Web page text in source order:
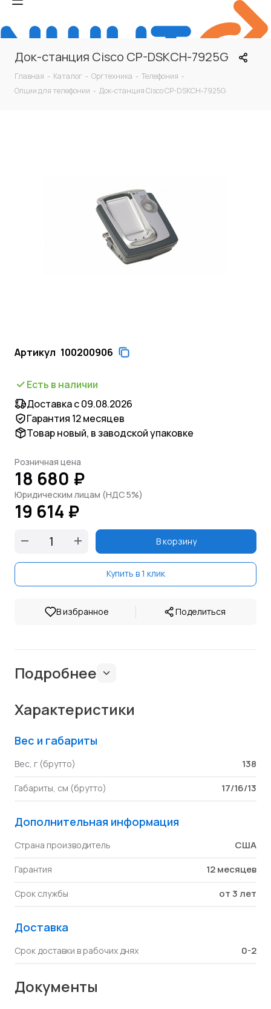
Док-станция Cisco CP-DSKCH-7925G
Главная - Каталог - Оргтехника - Телефония -
Опции для телефонии - Док-станция Cisco CP-DSKCH-7925G
Артикул 100200906
Есть в наличии
Доставка с 09.08.2026
Гарантия 12 месяцев
Товар новый, в заводской упаковке
Розничная цена
18 680 ₽
Юридическим лицам (НДС 5%)
19 614 ₽
В корзину
Купить в 1 клик
В избранное | Поделиться
Подробнее
Характеристики
Вес и габариты
Вес, г (брутто) 138
Габариты, см (брутто) 17/16/13
Дополнительная информация
Страна производитель США
Гарантия 12 месяцев
Срок службы от 3 лет
Доставка
Срок доставки в рабочих днях 0-2
Документы